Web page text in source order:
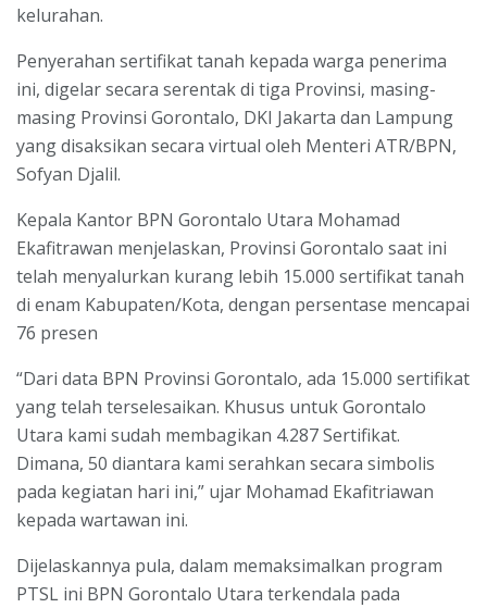
kelurahan.
Penyerahan sertifikat tanah kepada warga penerima
ini, digelar secara serentak di tiga Provinsi, masing-
masing Provinsi Gorontalo, DKI Jakarta dan Lampung
yang disaksikan secara virtual oleh Menteri ATR/BPN,
Sofyan Djalil.
Kepala Kantor BPN Gorontalo Utara Mohamad
Ekafitrawan menjelaskan, Provinsi Gorontalo saat ini
telah menyalurkan kurang lebih 15.000 sertifikat tanah
di enam Kabupaten/Kota, dengan persentase mencapai
76 presen
“Dari data BPN Provinsi Gorontalo, ada 15.000 sertifikat
yang telah terselesaikan. Khusus untuk Gorontalo
Utara kami sudah membagikan 4.287 Sertifikat.
Dimana, 50 diantara kami serahkan secara simbolis
pada kegiatan hari ini,” ujar Mohamad Ekafitriawan
kepada wartawan ini.
Dijelaskannya pula, dalam memaksimalkan program
PTSL ini BPN Gorontalo Utara terkendala pada